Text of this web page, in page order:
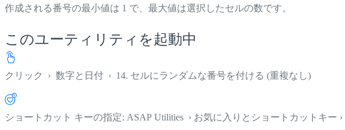
作成される番号の最小値は 1 で、最大値は選択したセルの数です。
このユーティリティを起動中
クリック › 数字と日付 › 14. セルにランダムな番号を付ける (重複なし)
ショートカット キーの指定: ASAP Utilities › お気に入りとショートカットキー ›